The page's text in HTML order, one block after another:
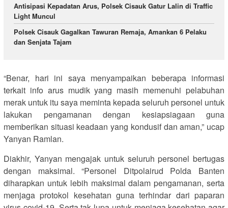
Antisipasi Kepadatan Arus, Polsek Cisauk Gatur Lalin di Traffic
Light Muncul
Polsek Cisauk Gagalkan Tawuran Remaja, Amankan 6 Pelaku
dan Senjata Tajam
“Benar, hari ini saya menyampaikan beberapa informasi
terkait info arus mudik yang masih memenuhi pelabuhan
merak untuk itu saya meminta kepada seluruh personel untuk
lakukan pengamanan dengan kesiapsiagaan guna
memberikan situasi keadaan yang kondusif dan aman,” ucap
Yanyan Ramlan.
Diakhir, Yanyan mengajak untuk seluruh personel bertugas
dengan maksimal. “Personel Ditpolairud Polda Banten
diharapkan untuk lebih maksimal dalam pengamanan, serta
menjaga protokol kesehatan guna terhindar dari paparan